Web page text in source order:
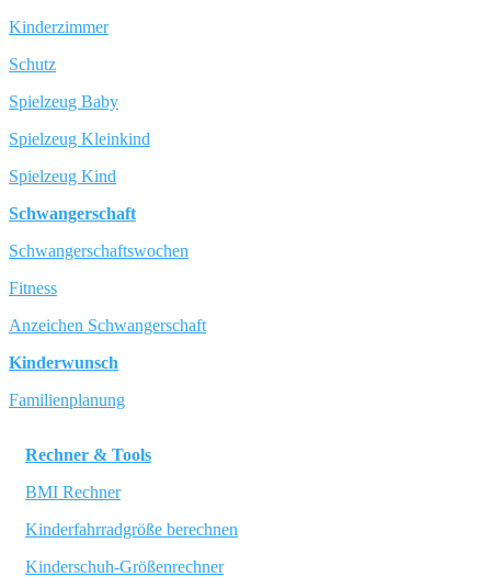
Kinderzimmer
Schutz
Spielzeug Baby
Spielzeug Kleinkind
Spielzeug Kind
Schwangerschaft
Schwangerschaftswochen
Fitness
Anzeichen Schwangerschaft
Kinderwunsch
Familienplanung
Rechner & Tools
BMI Rechner
Kinderfahrradgröße berechnen
Kinderschuh-Größenrechner